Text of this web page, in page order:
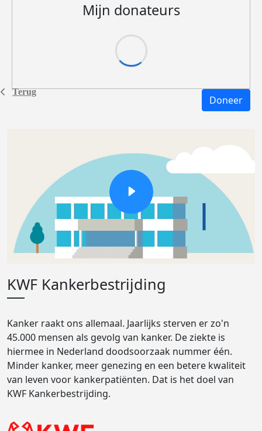
Terug
Mijn donateurs
Doneer
KWF Kankerbestrijding
Kanker raakt ons allemaal. Jaarlijks sterven er zo'n
45.000 mensen als gevolg van kanker. De ziekte is
hiermee in Nederland doodsoorzaak nummer één.
Minder kanker, meer genezing en een betere kwaliteit
van leven voor kankerpatiënten. Dat is het doel van
KWF Kankerbestrijding.